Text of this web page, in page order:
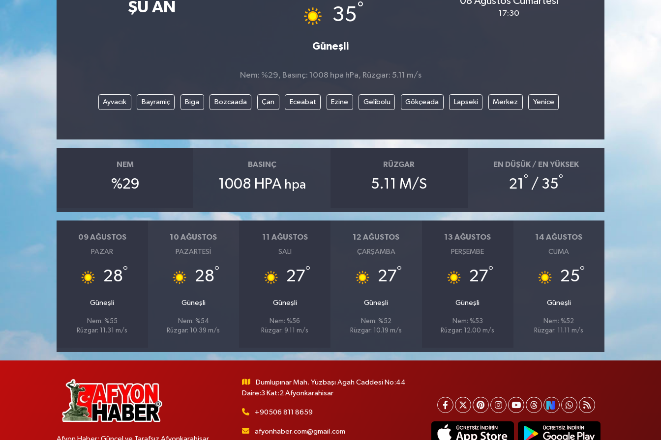
ŞU AN 35°
Güneşli
17:30
Nem: %29, Basınç: 1008 hpa hPa, Rüzgar: 5.11 m/s
Ayvacık Bayramiç Biga Bozcaada Çan Eceabat Ezine Gelibolu Gökçeada Lapseki Merkez Yenice
NEM
%29
BASINÇ
1008 HPA hpa
RÜZGAR
5.11 M/S
EN DÜŞÜK / EN YÜKSEK
21 ° / 35°
09 AĞUSTOS
PAZAR
28°
Güneşli
Nem: %55
Rüzgar: 11.31 m/s
10 AĞUSTOS
PAZARTESI
28°
Güneşli
Nem: %54
Rüzgar: 10.39 m/s
11 AĞUSTOS
SALI
27°
Güneşli
Nem: %56
Rüzgar: 9.11 m/s
12 AĞUSTOS
ÇARŞAMBA
27°
Güneşli
Nem: %52
Rüzgar: 10.19 m/s
13 AĞUSTOS
PERŞEMBE
27°
Güneşli
Nem: %53
Rüzgar: 12.00 m/s
14 AĞUSTOS
CUMA
25°
Güneşli
Nem: %52
Rüzgar: 11.11 m/s
Dumlupınar Mah. Yüzbaşı Agah Caddesi No:44
Daire:3 Kat:2 Afyonkarahisar
+90506 811 8659
afyonhaber.com@gmail.com
Etkinlikler